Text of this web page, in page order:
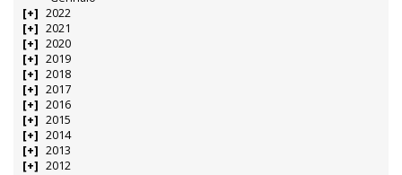
2022
2021
2020
2019
2018
2017
2016
2015
2014
2013
2012